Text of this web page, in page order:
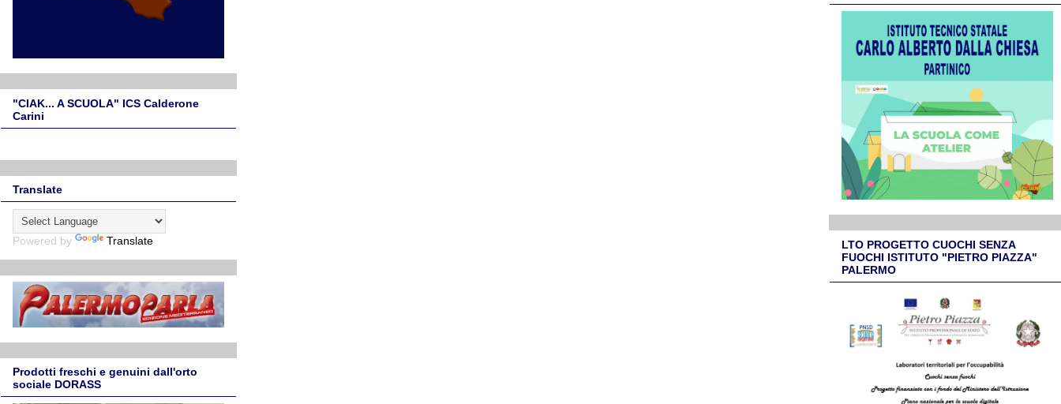
"CIAK... A SCUOLA" ICS Calderone
Carini
Translate
Powered by Translate
Prodotti freschi e genuini dall'orto
sociale DORASS
LTO PROGETTO CUOCHI SENZA
FUOCHI ISTITUTO "PIETRO PIAZZA"
PALERMO